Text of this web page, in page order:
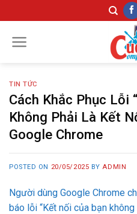
to
content
TIN TỨC
Cách Khắc Phục Lỗi
Không Phải Là Kết
Google Chrome
POSTED ON 20/05/2025 BY ADMIN
Người dùng Google Chrome
báo lỗi “Kết nối của bạn